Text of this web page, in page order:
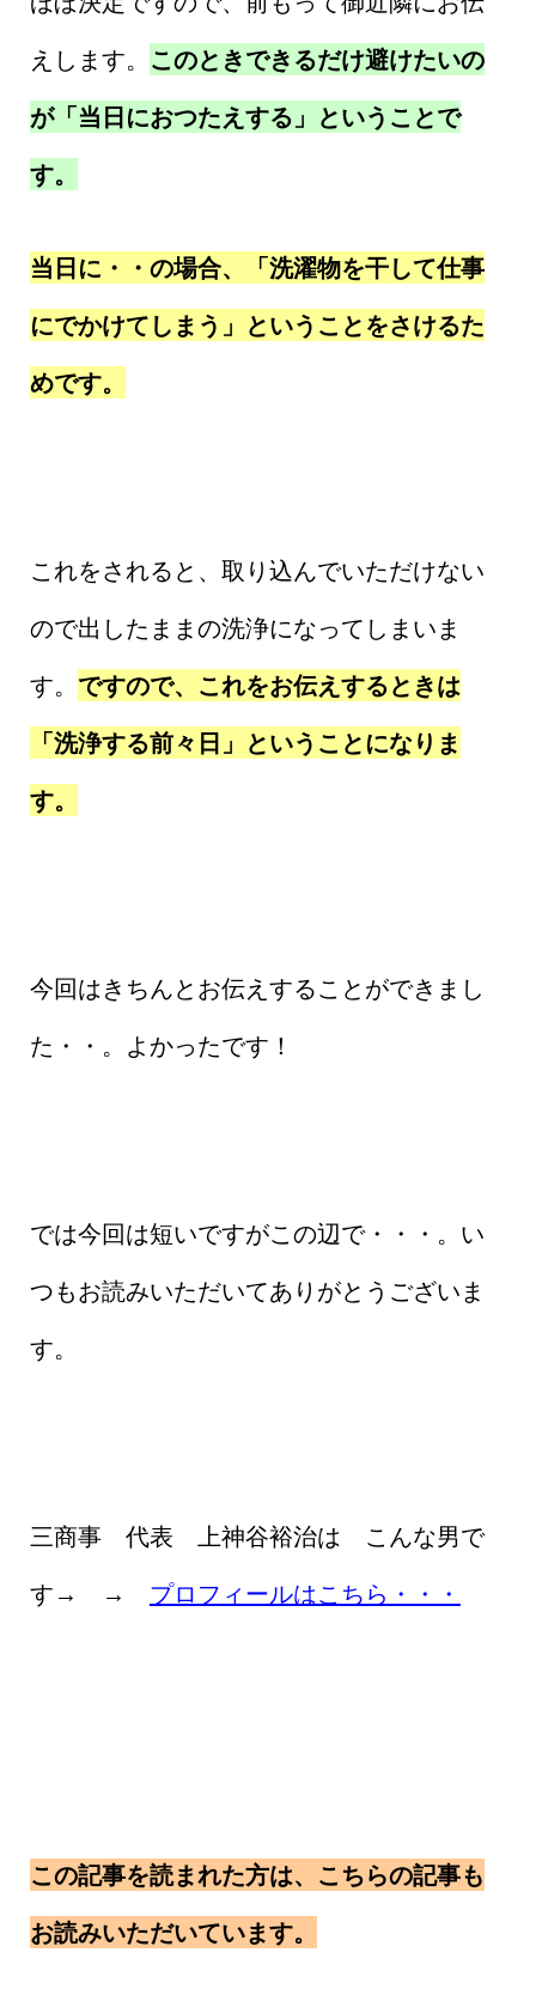
えします。 このときできるだけ避けたいの
が「当日におつたえする」ということで
す。
当日に・・の場合、「洗濯物を干して仕事
にでかけてしまう」ということをさけるた
めです。
これをされると、取り込んでいただけない
ので出したままの洗浄になってしまいま
す。 ですので、これをお伝えするときは
「洗浄する前々日」ということになりま
す。
今回はきちんとお伝えすることができまし
た・・。よかったです！
では今回は短いですがこの辺で・・・。い
つもお読みいただいてありがとうございま
す。
三商事 代表 上神谷裕治は こんな男で
す→ → プロフィールはこちら・・・
この記事を読まれた方は、こちらの記事も
お読みいただいています。